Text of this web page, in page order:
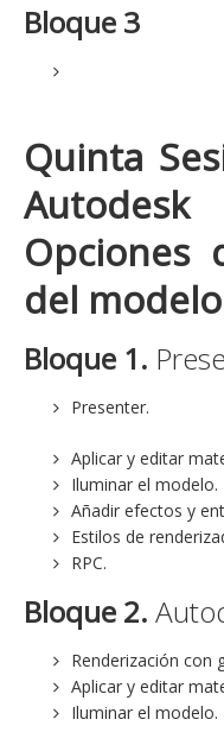
Bloque 3
Quinta
Opciones
del
Bloque 1.
Presenter.
Aplicar y editar
Iluminar el modelo.
Añadir efectos y
Estilos de
RPC.
Bloque 2.
Renderización con
Aplicar y editar
Iluminar el modelo.